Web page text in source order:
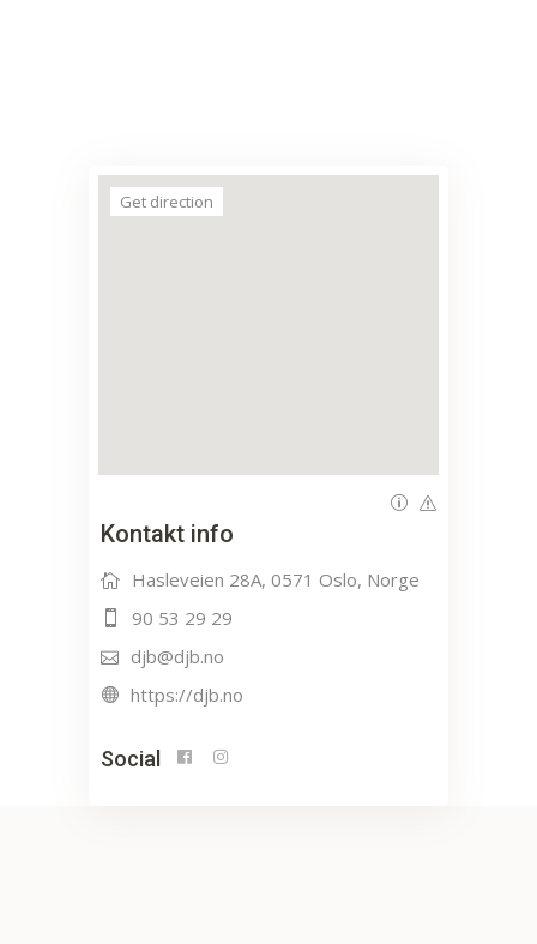
Get direction
Kontakt info
Hasleveien 28A, 0571 Oslo, Norge
90 53 29 29
djb@djb.no
https://djb.no
Social